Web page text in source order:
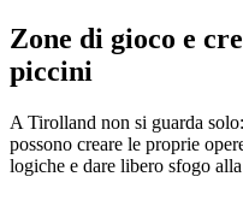
Zone di gioco e
piccini
A Tirolland non si guarda
possono creare le proprie
logiche e dare libero sfogo